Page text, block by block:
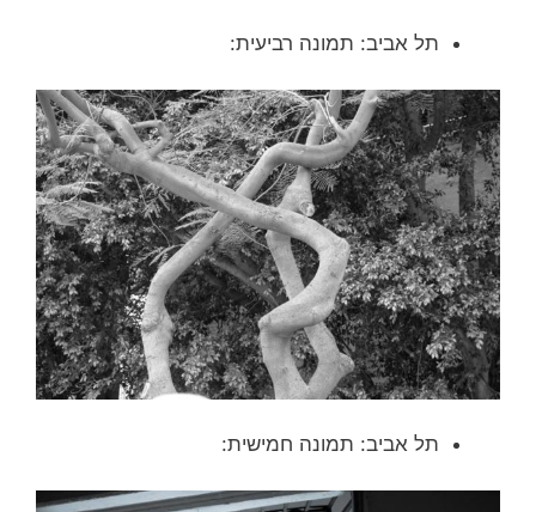
תל אביב: תמונה רביעית:
תל אביב: תמונה חמישית: